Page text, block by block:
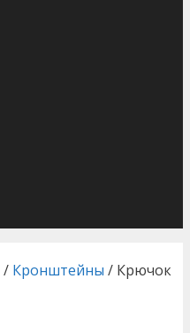
/ Кронштейны / Крючок